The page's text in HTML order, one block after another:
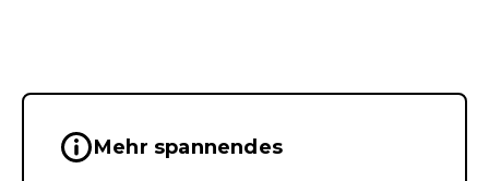
Wichtige Hinweise &
Mehr spannendes